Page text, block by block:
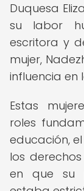
Duquesa
su labor
escritora y
mujer,
influencia en
Estas
roles
educación,
los
en que su